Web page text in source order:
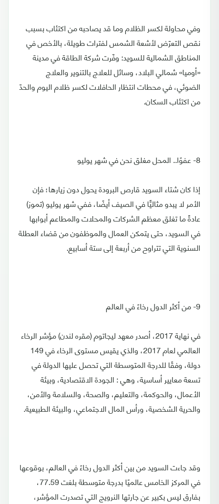
وفي محاولة لكسر الظلام وما قد يصاحبه من اكتئاب بسبب
نقص التعرّض لأشعة الشمس لفترات طويلة، بالأخص في
المناطق الشمالية للسويد: وفّرت شركة الطاقة في مدينة
«أوميا» شمالي البلاد، وسائل للعلاج بالتنوير والعلاج
الضوئي، في محطات انتظار الحافلات لكسر ظلام اليوم والحدّ
من اكتئاب السكان.
8- عفوًا.. المحل مغلق نحن في شهر يوليو
إذا كان شتاء السويد قارص البرودة يحول دون زيارها؛ فإن
الأمر لا يبدو مثاليًّا في الصيف أيضًا، ففي شهر يوليو (تموز)
عادةً ما تغلق معظم الشركات والمحلات والمطاعم أبوابها
في السويد، حتى يتمكن العمال والموظفون من قضاء العطلة
السنوية التي تتراوح من أربعة إلى ستة أسابيع.
9- من أكثر الدول رخاءً في العالم
في نهاية 2017، أصدر معهد ليجاتوم (مقره لندن) مؤشر الرخاء
العالمي لعام 2017، والذي يقيس مستوى الرخاء في 149
دولة، وفقًا للدرجة المتوسطة التي تحصل عليها الدولة في
تسعة معايير أساسية، وهي : الجودة الاقتصادية، وبيئة
الأعمال، والحوكمة، والتعليم، والصحة، والسلامة والأمن،
والحرية الشخصية، ورأس المال الاجتماعي، والبيئة الطبيعية.
وقد جاءت السويد من بين أكثر الدول رخاءً في العالم، بوقوعها
في المركز الخامس عالميًا بدرجة متوسطة بلغت 77.59،
بفارق ليس بكبير عن جارتها النرويج التي تصدرت المؤشر،